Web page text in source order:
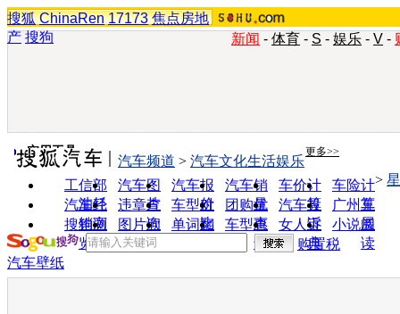
搜狐 ChinaRen 17173 焦点房地
产 搜狗 新闻 - 体育 - S - 娱乐 - V -
实用工具 更多>>
工信部
油耗
汽车图
片
汽车报
价
汽车销
量
车价计
算
车险计
算
汽车经
销商
违章查
询
车型对
比
团购优
惠
汽车投
诉
广州车
展
搜狗浏
览器
图片欣
赏
单词翻
车型查
询
女人宝
典
小说阅
读
汽车频道 > 汽车文化生活娱乐
>
购置税
汽车壁纸